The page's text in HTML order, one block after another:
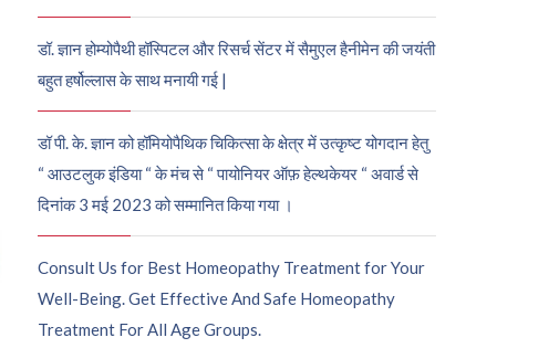
डॉ. ज्ञान होम्योपैथी हॉस्पिटल और रिसर्च सेंटर में सैमुएल हैनीमेन की जयंती
बहुत हर्षोल्लास के साथ मनायी गई |
डॉ पी. के. ज्ञान को हॉमियोपैथिक चिकित्सा के क्षेत्र में उत्कृष्ट योगदान हेतु
“ आउटलुक इंडिया “ के मंच से “ पायोनियर ऑफ़ हेल्थकेयर “ अवार्ड से
दिनांक 3 मई 2023 को सम्मानित किया गया ।
Consult Us for Best Homeopathy Treatment for Your
Well-Being. Get Effective And Safe Homeopathy
Treatment For All Age Groups.